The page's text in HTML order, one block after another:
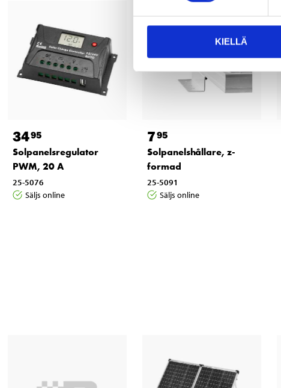
KIELLÄ
3495
Solpanelsregulator
PWM, 20 A
25-5076
Säljs online
795
Solpanelshållare, z-
formad
25-5091
Säljs online